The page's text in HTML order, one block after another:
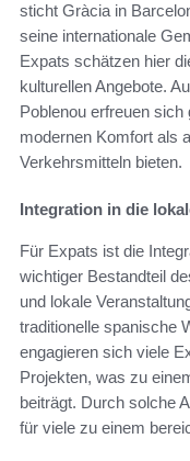
sticht Gràcia in
seine internationale
Expats schätzen hier
kulturellen Angebote.
Poblenou erfreuen
modernen Komfort als
Verkehrsmitteln bieten.
Integration in die
Für Expats ist die
wichtiger Bestandteil
und lokale
traditionelle spanische
engagieren sich viele
Projekten, was zu
beiträgt. Durch solche
für viele zu einem